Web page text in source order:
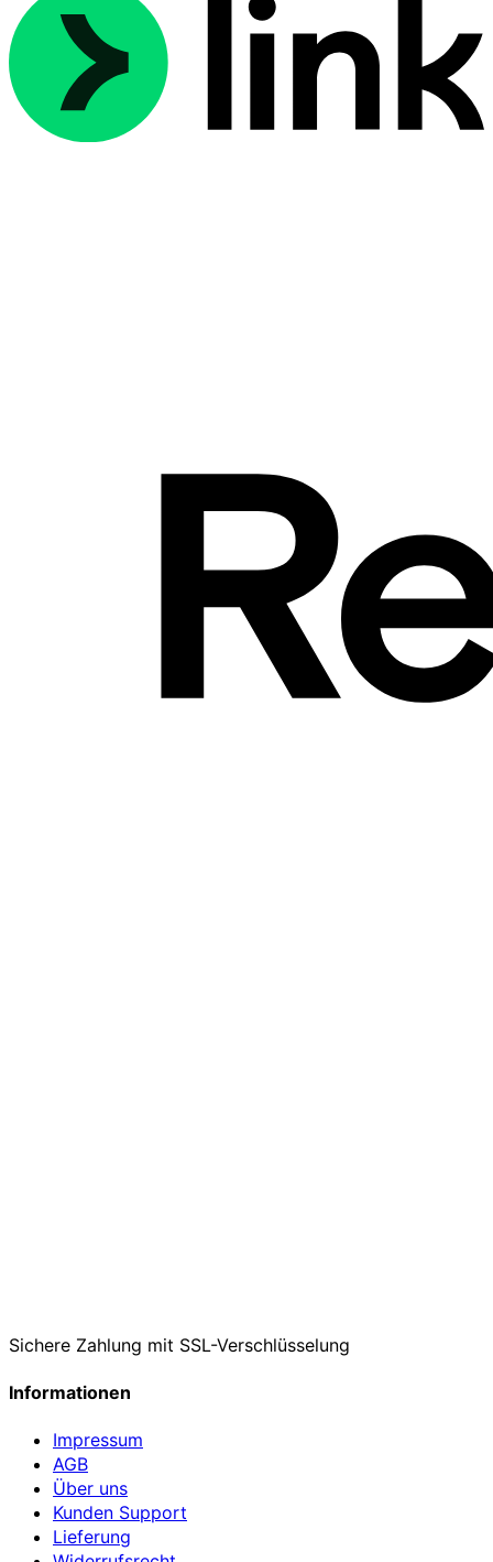
Sichere Zahlung mit SSL-Verschlüsselung
Informationen
Impressum
AGB
Über uns
Kunden Support
Lieferung